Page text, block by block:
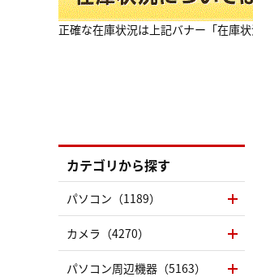
正確な在庫状況は上記バナー「在庫
カテゴリから探す
パソコン（1189）
カメラ（4270）
パソコン周辺機器（5163）